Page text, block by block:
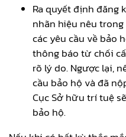
Ra quyết định đăng
nhãn hiệu nêu
các yêu cầu về bảo
thông báo từ chối
rõ lý do. Ngược lại,
cầu bảo hộ và đã
Cục Sở hữu trí tuệ
bảo hộ.